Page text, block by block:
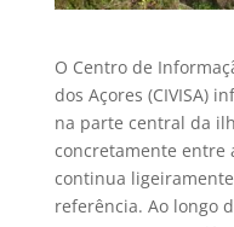
O Centro de
dos Açores (CIVISA)
na parte central da
concretamente entre
continua
referência. Ao longo